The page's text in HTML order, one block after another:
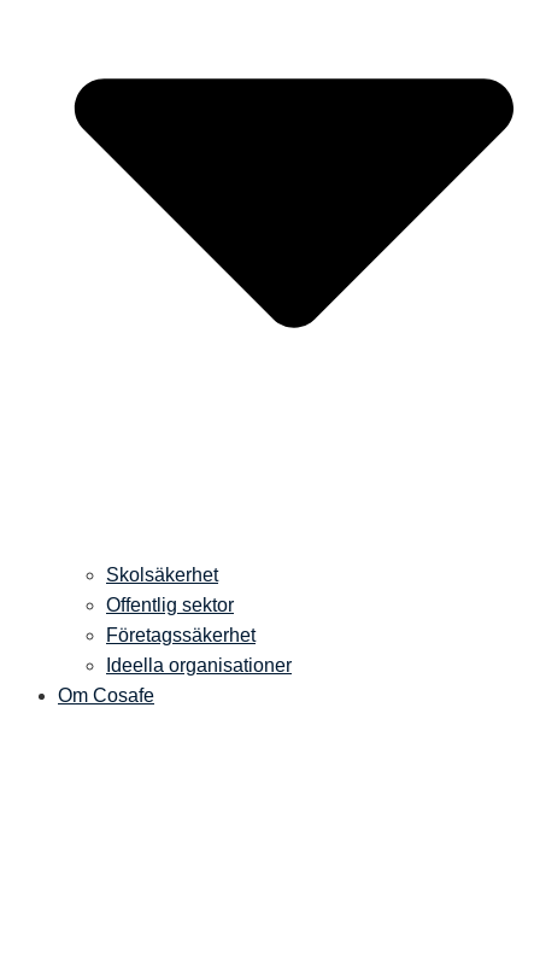
Skolsäkerhet
Offentlig sektor
Företagssäkerhet
Ideella organisationer
Om Cosafe